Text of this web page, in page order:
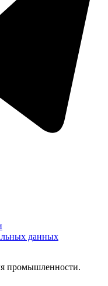
данных
промышленности.